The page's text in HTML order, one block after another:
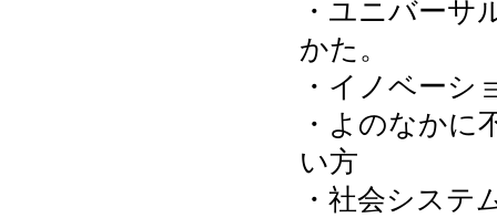
・ユニバーサ
かた。
・イノベーシ
・よのなかに
い方
・社会システ